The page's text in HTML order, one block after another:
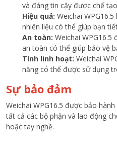
và đáng tin cậy được chế
Hiệu quả: Weichai
nhiên liệu có thể giúp bạn
An toàn: Weichai
an toàn có thể giúp bảo vệ
Tính linh hoạt: Weichai
năng có thể được sử dụng
Sự bảo đảm
Weichai WPG16.5 được bảo
tất cả các bộ phận và lao động
hoặc tay nghề.